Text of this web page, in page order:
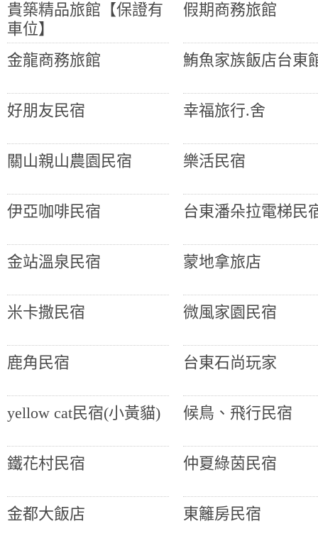
貴築精品旅館【保證有
車位】
假期商務旅館
金龍商務旅館 鮪魚家族飯店台東
好朋友民宿 幸福旅行.舍
關山親山農園民宿 樂活民宿
伊亞咖啡民宿 台東潘朵拉電梯民
金站溫泉民宿 蒙地拿旅店
米卡撒民宿 微風家園民宿
鹿角民宿 台東石尚玩家
yellow cat民宿(小黃貓) 候鳥、飛行民宿
鐵花村民宿 仲夏綠茵民宿
金都大飯店 東籬房民宿